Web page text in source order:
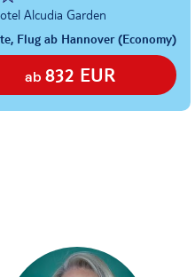
Alcudia Garden
Flug ab Hannover (Economy)
ab 832 EUR